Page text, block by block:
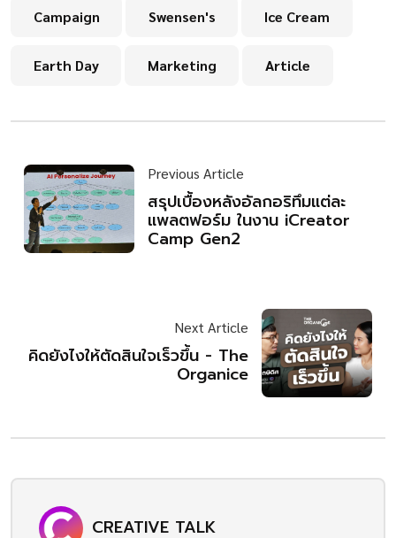
Campaign Swensen's Ice Cream
Earth Day Marketing Article
Previous Article
สรุปเบื้องหลังอัลกอริทึมแต่ละ
แพลตฟอร์ม ในงาน iCreator
Camp Gen2
Next Article
คิดยังไงให้ตัดสินใจเร็วขึ้น - The
Organice
CREATIVE TALK